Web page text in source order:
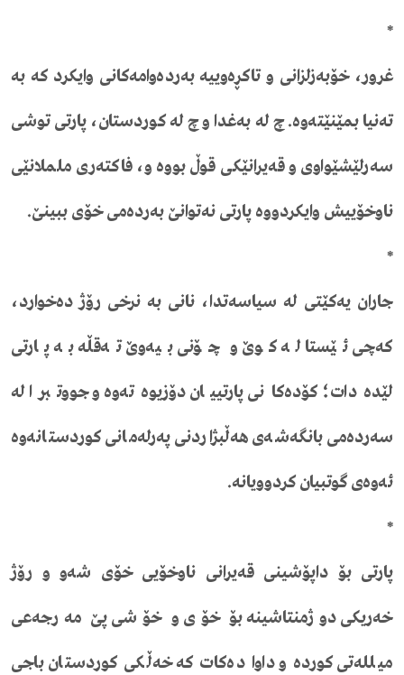
*
غرور، خۆبەزلزانی و تاکڕەوییە بەردەوامەکانی وایکرد کە بە
تەنیا بمێنێتەوە. چ لە بەغدا و چ لە کوردستان، پارتی توشی
سەرلێشێواوی و قەیرانێکی قوڵ بووە و، فاکتەری ململانێی
ناوخۆییش وایکردووە پارتی نەتوانێ بەردەمی خۆی ببینێ.
*
جاران یەکێتی لە سیاسەتدا، نانی بە نرخی رۆژ دەخوارد،
کەچی ئێستا لە کوێ و چۆنی بیەوێ تەقڵە بە پارتی
لێدەدات؛ کۆدەکانی پارتییان دۆزیوەتەوە و جووتبرا لە
سەردەمی بانگەشەی هەڵبژاردنی پەرلەمانی کوردستانەوە
ئەوەی گوتبیان کردوویانە.
*
پارتی بۆ داپۆشینی قەیرانی ناوخۆیی خۆی شەو و رۆژ
خەریکی دوژمنتاشینە بۆ خۆی و خۆشی پێ مەرجەعی
میللەتی کوردە و داوا دەکات کە خەڵکی کوردستان باجی